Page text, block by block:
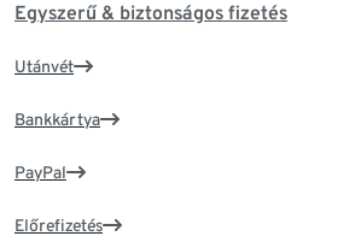
Egyszerű & biztonságos fizetés
Utánvét
Bankkártya
PayPal
Előrefizetés